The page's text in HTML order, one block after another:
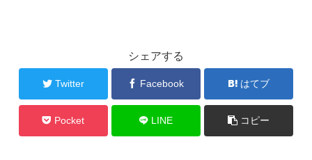
シェアする
Twitter Facebook はてブ
Pocket LINE コピー